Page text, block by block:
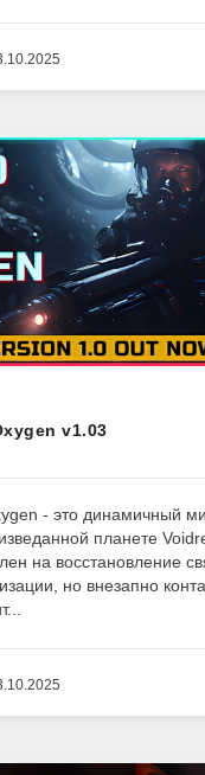
v1.03
- это динамичный
планете
на восстановление
но внезапно